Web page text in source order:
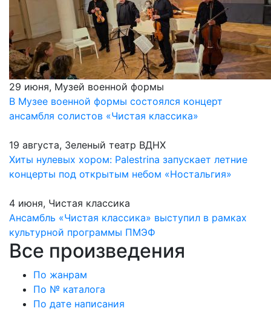
29 июня, Музей военной формы
В Музее военной формы состоялся концерт
ансамбля солистов «Чистая классика»
19 августа, Зеленый театр ВДНХ
Хиты нулевых хором: Palestrina запускает летние
концерты под открытым небом «Ностальгия»
4 июня, Чистая классика
Ансамбль «Чистая классика» выступил в рамках
культурной программы ПМЭФ
Все произведения
По жанрам
По № каталога
По дате написания